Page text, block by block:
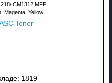
CM1312 MFP
Magenta, Yellow
ASC Toner
1819